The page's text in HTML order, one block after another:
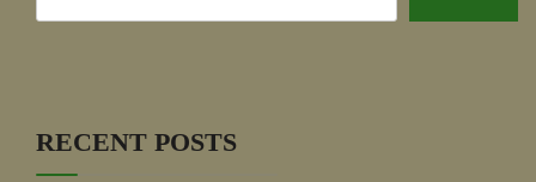
RECENT POSTS